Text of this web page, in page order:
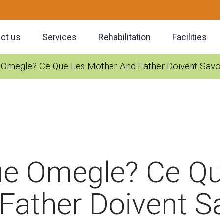
us Services Rehabilitation Facilities
Omegle? Ce Que Les Mother And Father Doivent
Omegle? Ce
Doivent